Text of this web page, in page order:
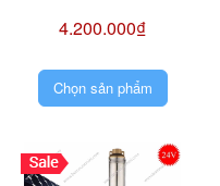
4.200.000₫
Chọn sản phẩm